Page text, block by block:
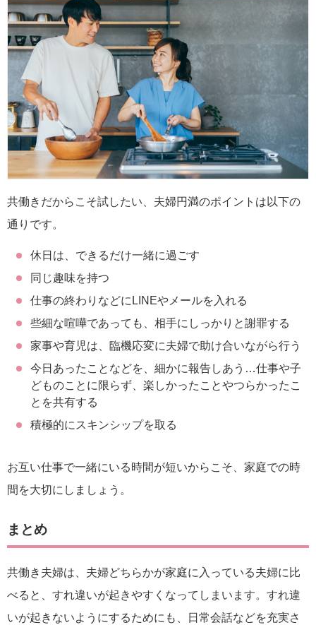
共働きだからこそ試したい、夫婦円満のポイントは以下の
通りです。
休日は、できるだけ一緒に過ごす
同じ趣味を持つ
仕事の終わりなどにLINEやメールを入れる
些細な喧嘩であっても、相手にしっかりと謝罪する
家事や育児は、臨機応変に夫婦で助け合いながら行う
今日あったことなどを、細かに報告しあう…仕事や子
どものことに限らず、楽しかったことやつらかったこ
とを共有する
積極的にスキンシップを取る
お互い仕事で一緒にいる時間が短いからこそ、家庭での時
間を大切にしましょう。
まとめ
共働き夫婦は、夫婦どちらかが家庭に入っている夫婦に比
べると、すれ違いが起きやすくなってしまいます。すれ違
いが起きないようにするためにも、日常会話などを充実さ